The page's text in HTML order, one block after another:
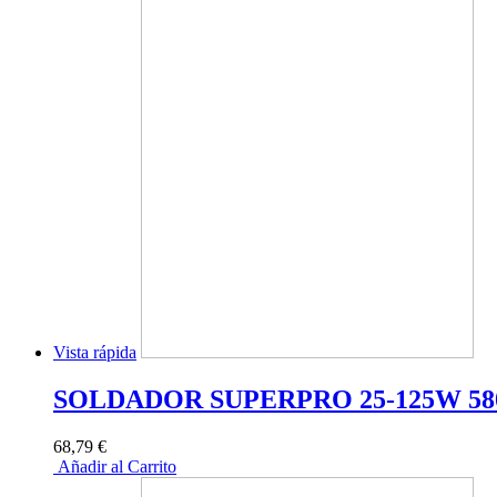
Vista rápida
SOLDADOR SUPERPRO 25-125W
68,79 €
Añadir al Carrito